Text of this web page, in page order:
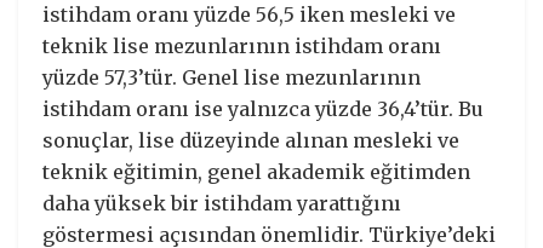
istihdam oranı yüzde 56,5 iken mesleki ve
teknik lise mezunlarının istihdam oranı
yüzde 57,3’tür. Genel lise mezunlarının
istihdam oranı ise yalnızca yüzde 36,4’tür. Bu
sonuçlar, lise düzeyinde alınan mesleki ve
teknik eğitimin, genel akademik eğitimden
daha yüksek bir istihdam yarattığını
göstermesi açısından önemlidir. Türkiye’deki